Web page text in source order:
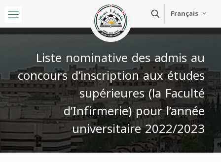
Français
Liste nominative des admis au
concours d’inscription aux études
supérieures (la Faculté
d’Infirmerie) pour l’année
universitaire 2022/2023